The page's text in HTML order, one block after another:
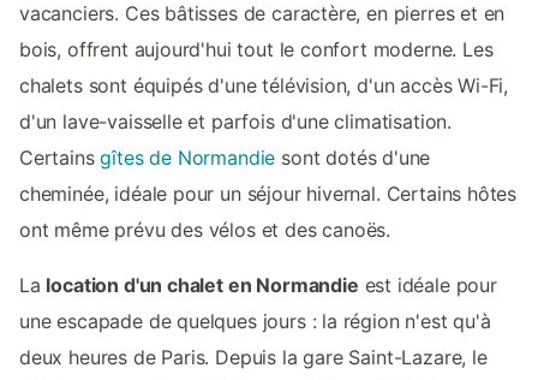
vacanciers. Ces bâtisses de caractère, en pierres et en
bois, offrent aujourd'hui tout le confort moderne. Les
chalets sont équipés d'une télévision, d'un accès Wi-Fi,
d'un lave-vaisselle et parfois d'une climatisation.
Certainsgîtes de Normandie sont dotés d'une
cheminée, idéale pour un séjour hivernal. Certains hôtes
ont même prévu des vélos et des canoës.
La location d'un chalet en Normandie est idéale pour
une escapade de quelques jours : la région n'est qu'à
deux heures de Paris. Depuis la gare Saint-Lazare, le